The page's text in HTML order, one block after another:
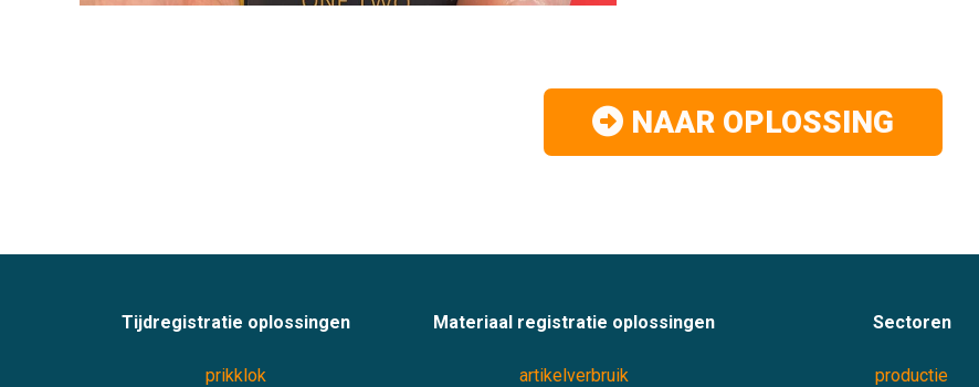
NAAR OPLOSSING
Tijdregistratie oplossingen
prikklok
Materiaal registratie oplossingen
artikelverbruik
Sectoren
productie